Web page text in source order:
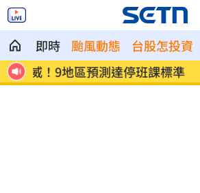
即時 颱風動態 台股怎投資
白海豚擦邊過 「超扎實雨帶
灣